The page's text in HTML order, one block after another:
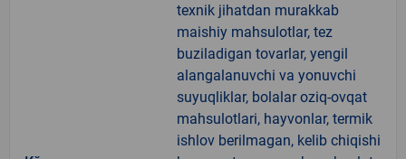
texnik jihatdan murakkab
maishiy mahsulotlar, tez
buziladigan tovarlar, yengil
alangalanuvchi va yonuvchi
suyuqliklar, bolalar oziq-ovqat
mahsulotlari, hayvonlar, termik
ishlov berilmagan, kelib chiqishi